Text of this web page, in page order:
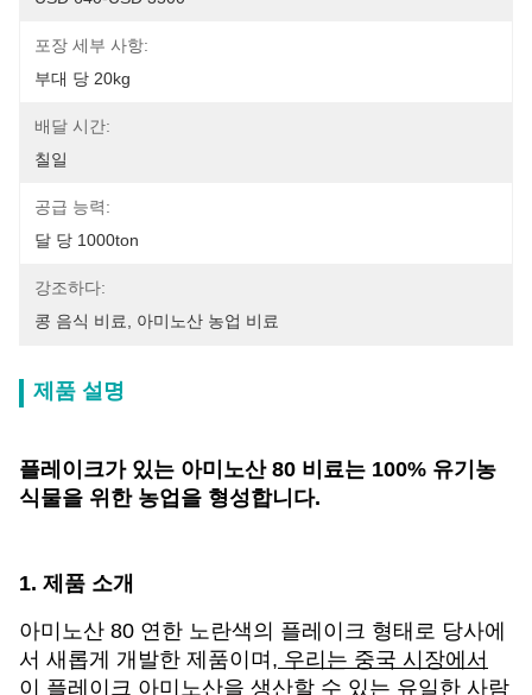
포장 세부 사항:
부대 당 20kg
배달 시간:
칠일
공급 능력:
달 당 1000ton
강조하다:
콩 음식 비료
아미노산 농업 비료
제품 설명
플레이크가 있는 아미노산 80 비료는 100% 유기농
식물을 위한 농업을 형성합니다.
1. 제품 소개
아미노산 80 연한 노란색의 플레이크 형태로 당사에
서 새롭게 개발한 제품이며, 우리는 중국 시장에서
이 플레이크 아미노산을 생산할 수 있는 유일한 사람